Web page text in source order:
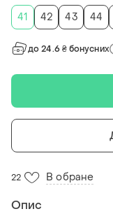
41
42 43 44
до 24.6 ₴ бонусних
22 В обране
Опис